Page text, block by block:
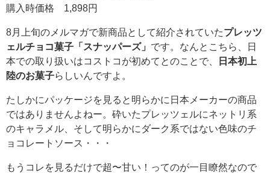
購入時価格 1,898円
8月上旬のメルマガで新商品として紹介されていたプレッツ
ェルチョコ菓子「スナッパーズ」 です。なんとこちら、日
本での取り扱いはコストコが初めてとのことで、
日本初上
陸のお菓子らしいんですよ。
たしかにパッケージを見ると明らかに日本メーカーの商品
ではありませんよねー。砕いたプレッツェルにネットリ系
のキャラメル、そして明らかにダーク系ではない色味のチ
ョコレートソース・・・
もうコレを見るだけで超〜甘い！ってのが一目瞭然なので